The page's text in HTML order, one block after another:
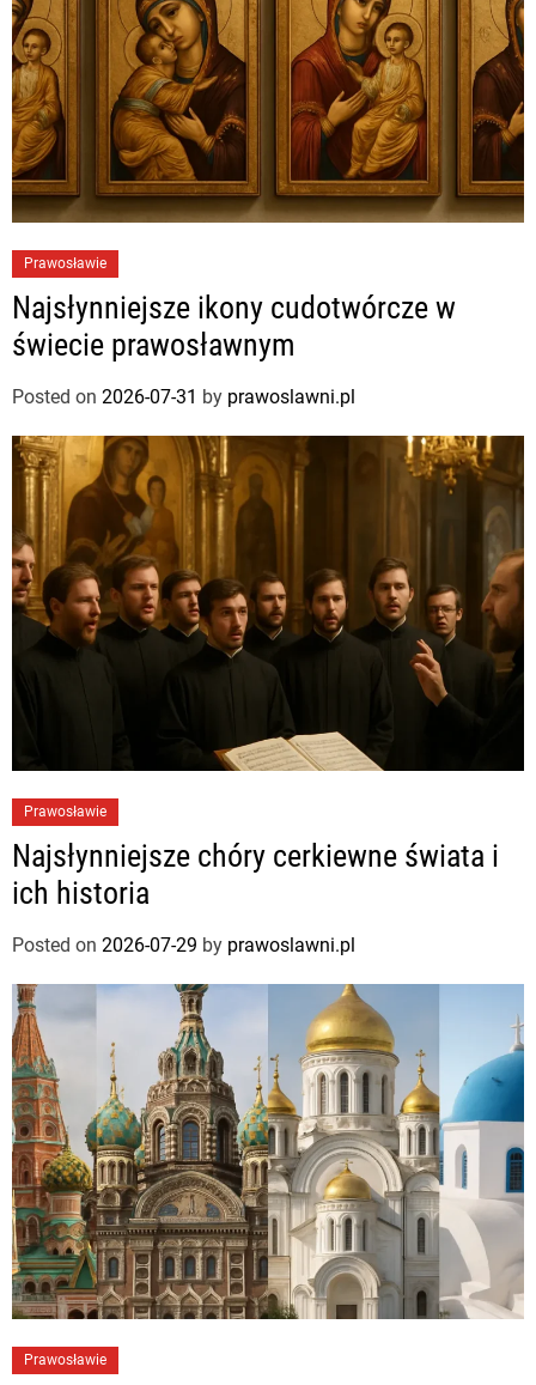
Prawosławie
Najsłynniejsze ikony cudotwórcze w
świecie prawosławnym
Posted on 2026-07-31 by prawoslawni.pl
Prawosławie
Najsłynniejsze chóry cerkiewne świata i
ich historia
Posted on 2026-07-29 by prawoslawni.pl
Prawosławie